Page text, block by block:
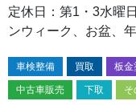
定休日：第1・3水曜
ンウィーク、お盆、
車検整備 買取 板金
中古車販売 下取 そ